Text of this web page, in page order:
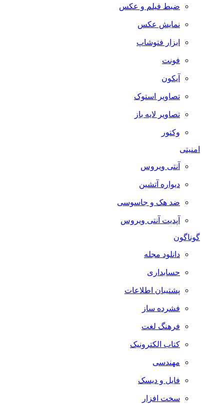
ضبط فيلم و عكس
نمایش عکس
ابزار فتوشاپ
فونت
آیکون
تصاویر استوک
تصاویر لایه باز
وکتور
امنیتی
آنتی ویروس
دیواره آتشین
ضد هک و جاسوسی
آپدیت آنتی ویروس
گوناگون
دانلود مجله
حسابداری
پشتیبان اطلاعات
فشرده ساز
فرهنگ لغت
کتاب الکترونیک
مهندسی
فایل و دیسک
سخت افزار